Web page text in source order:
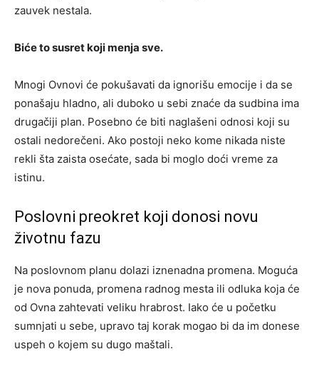
zauvek nestala.
Biće to susret koji menja sve.
Mnogi Ovnovi će pokušavati da ignorišu emocije i da se
ponašaju hladno, ali duboko u sebi znaće da sudbina ima
drugačiji plan. Posebno će biti naglašeni odnosi koji su
ostali nedorečeni. Ako postoji neko kome nikada niste
rekli šta zaista osećate, sada bi moglo doći vreme za
istinu.
Poslovni preokret koji donosi novu
životnu fazu
Na poslovnom planu dolazi iznenadna promena. Moguća
je nova ponuda, promena radnog mesta ili odluka koja će
od Ovna zahtevati veliku hrabrost. Iako će u početku
sumnjati u sebe, upravo taj korak mogao bi da im donese
uspeh o kojem su dugo maštali.